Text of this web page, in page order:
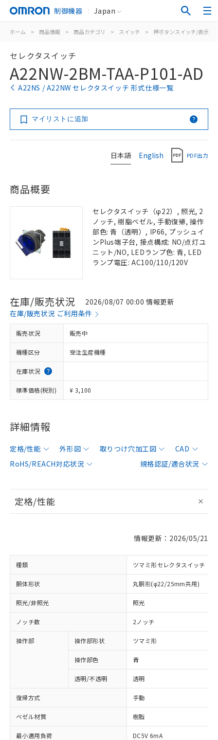
制御機器 Japan
ホーム > 商品情報 > 商品カテゴリ > スイッチ > 押ボタンスイッチ/表示灯
セレクタスイッチ
A22NW-2BM-TAA-P101-AD
A22NS / A22NW セレクタスイッチ 形式仕様一覧
マイリストに追加
日本語 English PDF出力
商品概要
セレクタスイッチ（φ22）, 照光, 2
ノッチ, 樹脂ベゼル, 手動復帰, 操作
部色: 青（透明）, IP66, プッシュイ
ンPlus端子台, 接点構成: NO/点灯ユ
ニット/NO, LEDランプ色: 青, LED
ランプ電圧: AC100/110/120V
在庫/販売状況
2026/08/07 00:00 情報更新
在庫/販売状況 ご利用条件
販売状況 販売中
機種区分 受注生産機種
在庫状況
標準価格(税別) ¥ 3,100
詳細情報
定格/性能 外形図 取りつけ穴加工図
CAD
RoHS/REACH対応状況
規格認証/適合状況
定格/性能
情報更新：2026/05/21
種類 ツマミ形セレクタスイッチ
胴体形状 丸胴形(φ22/25mm共用)
照光/非照光 照光
ノッチ数 2ノッチ
操作部 操作部形状 ツマミ形
操作部色 青
透明/不透明 透明
復帰方式 手動
ベゼル材質 樹脂
最小適用負荷 DC5V 6mA